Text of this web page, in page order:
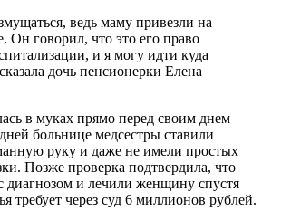
ведь маму привезли на
Он говорил, что это его право
и я могу идти куда
дочь пенсионерки Елена
в муках прямо перед своим днем
больнице медсестры ставили
руку и даже не имели простых
Позже проверка подтвердила, что
диагнозом и лечили женщину спустя
требует через суд 6 миллионов рублей.